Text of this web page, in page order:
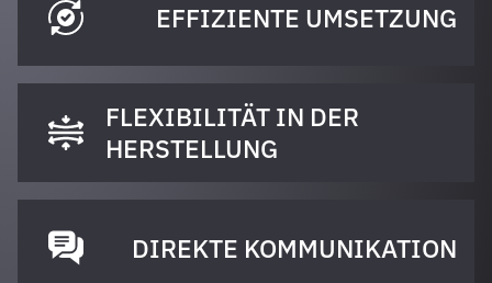
EFFIZIENTE UMSETZUNG
FLEXIBILITÄT IN DER
HERSTELLUNG
DIREKTE KOMMUNIKATION